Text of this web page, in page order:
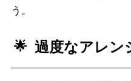
う。
過度なアレン